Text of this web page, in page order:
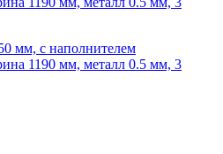
мм, с наполнителем
1190 мм, металл 0.5 мм, 3